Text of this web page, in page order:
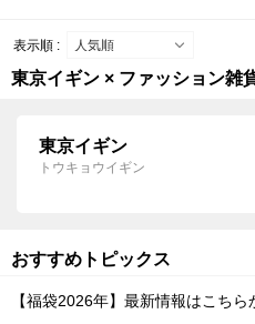
表示順 :
東京イギン × ファッション雑
東京イギン
トウキョウイギン
おすすめトピックス
【福袋2026年】最新情報はこちら